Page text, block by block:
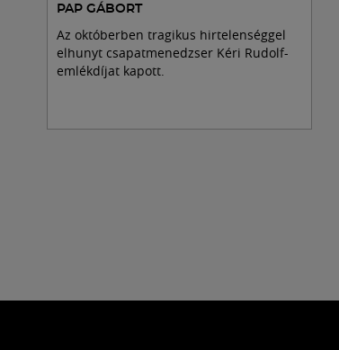
PAP GÁBORT
Az októberben tragikus hirtelenséggel
elhunyt csapatmenedzser Kéri Rudolf-
emlékdíjat kapott.